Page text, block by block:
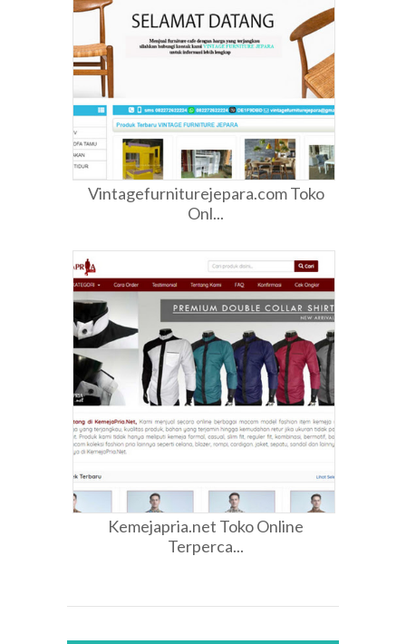
Vintagefurniturejepara.com Toko
Onl...
Kemejapria.net Toko Online
Terperca...